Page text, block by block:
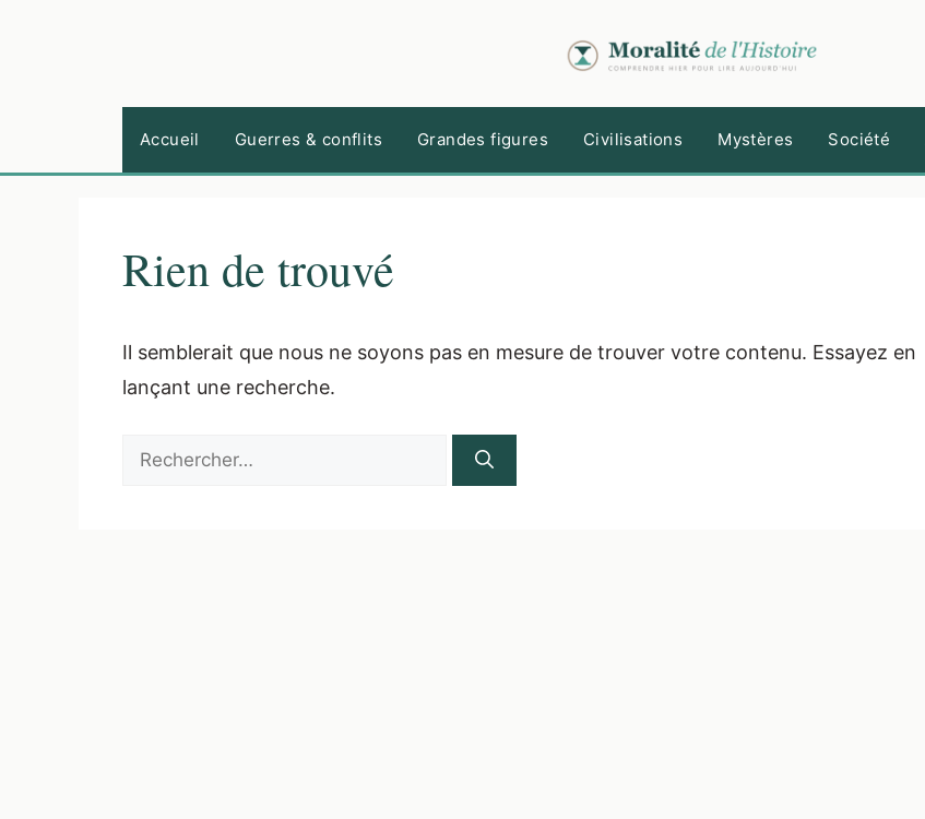
Accueil Guerres & conflits Grandes figures Civilisations Mystères Société
Rien de trouvé
Il semblerait que nous ne soyons pas en mesure de trouver votre contenu. Essayez en
lançant une recherche.
Rechercher :